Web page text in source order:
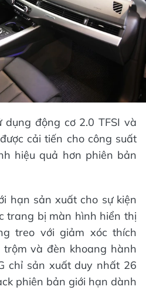
dụng động cơ 2.0 TFSI và
cải tiến cho công suất
hiệu quả hơn phiên bản
hạn sản xuất cho sự kiện
trang bị màn hình hiển thị
treo với giảm xóc thích
và đèn khoang hành
chỉ sản xuất duy nhất 26
phiên bản giới hạn dành